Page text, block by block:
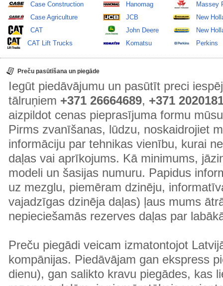
Case Construction
Case Agriculture
CAT
CAT Lift Trucks
Hanomag
JCB
John Deere
Komatsu
Massey
New
New
Perkins
Preču pasūtīšana un piegāde
Iegūt piedāvājumu un pasūtīt preci
tālruņiem +371 26664689, +371
aizpildot cenas pieprasījuma formu
Pirms zvanīšanas, lūdzu, noskaidrojiet
informāciju par tehnikas vienību, kurai
daļas vai aprīkojums. Kā minimums,
modeli un šasijas numuru. Papidus
uz mezglu, piemēram dzinēju,
vajadzīgas dzinēja daļas) ļaus mums
nepieciešamās rezerves daļas par
Preču piegādi veicam izmatontojot
kompānijas. Piedāvājam gan ekspress
dienu), gan salikto kravu piegādes, kas